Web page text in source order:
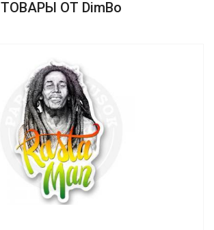
ТОВАРЫ ОТ DimBo